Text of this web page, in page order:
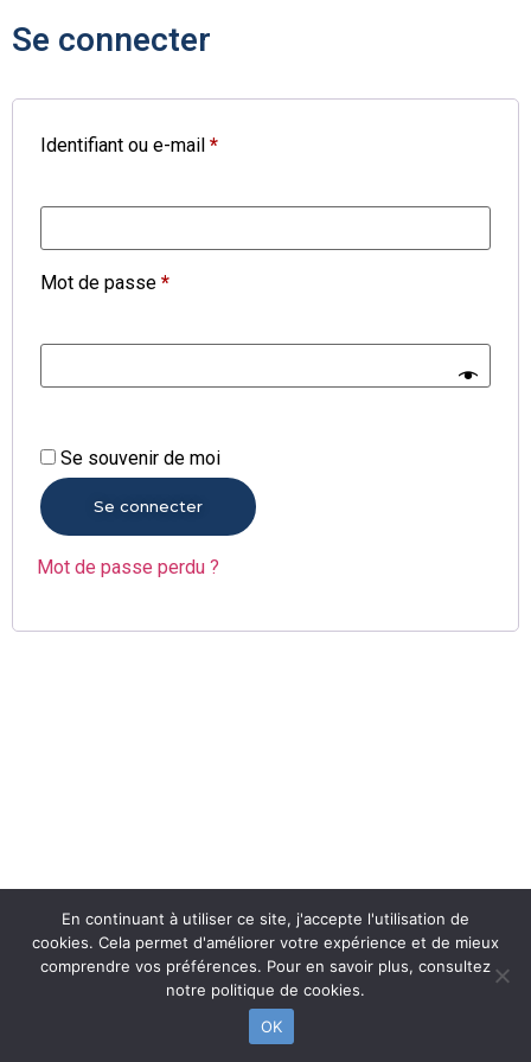
Se connecter
Identifiant ou e-mail *
Mot de passe *
Se souvenir de moi
Se connecter
Mot de passe perdu ?
En continuant à utiliser ce site, j'accepte l'utilisation de
cookies. Cela permet d'améliorer votre expérience et de mieux
comprendre vos préférences. Pour en savoir plus, consultez
notre politique de cookies.
OK